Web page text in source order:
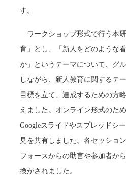
す。
ワークショップ形式で行う本
育」とし、「新人をどのような
か」というテーマについて、グ
しながら、新人教育に関するテ
目標を立て、達成するための方
えました。オンライン形式のた
Googleスライドやスプレッドシ
見を共有しました。各セッショ
フォースからの助言や参加者か
換がされました。